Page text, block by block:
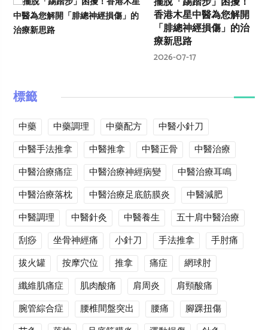
香港木星中醫為您解開
「腓總神經損傷」的治
療新思路
2026-07-17
標籤
中藥 中藥調理 中藥配方
中醫小針刀
中醫手法推拿
中醫推拿 中醫正骨
中醫治療
中醫治療痛症
中醫治療神經病變
中醫治療耳鳴
中醫治療落枕
中醫治療足底筋膜炎
中醫減肥
中醫調理
中醫針灸 中醫養生
五十肩中醫治療
刮痧
坐骨神經痛 小針刀 手法推拿
手肘痛
拔火罐
按摩穴位 推拿 痛症
網球肘
纖維肌痛症
肌肉酸痛 肩周炎
肩頸酸痛
腕管綜合症
腰椎間盤突出 腰痛
腳踝扭傷